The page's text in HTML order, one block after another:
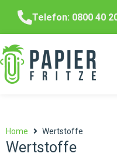
Telefon: 0800 40
Wertstoffe
Home Wertstoffe